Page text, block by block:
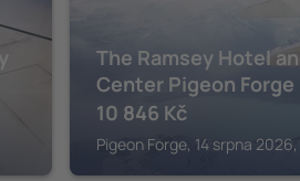
The Ramsey Hotel
Center Pigeon Forge
10 846 Kč
Pigeon Forge, 14 srpna